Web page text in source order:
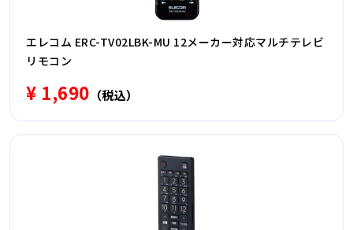
エレコム ERC-TV02LBK-MU 12メーカー対応マルチテレビ
リモコン
¥ 1,690 （税込）